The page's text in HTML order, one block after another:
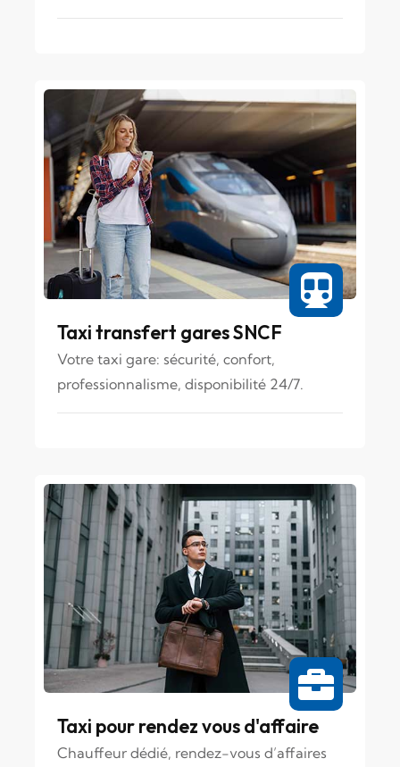
Taxi transfert gares SNCF
Votre taxi gare: sécurité, confort,
professionnalisme, disponibilité 24/7.
Taxi pour rendez vous d'affaire
Chauffeur dédié, rendez-vous d’affaires